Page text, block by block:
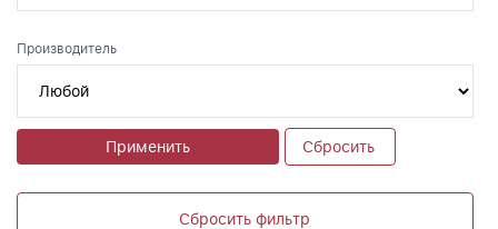
Производитель
Применить Сбросить
Сбросить фильтр